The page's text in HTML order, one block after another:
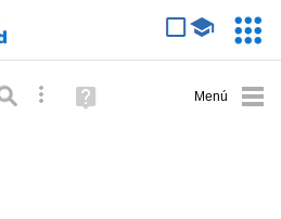
Búsqueda avanzada
Ayuda
(en